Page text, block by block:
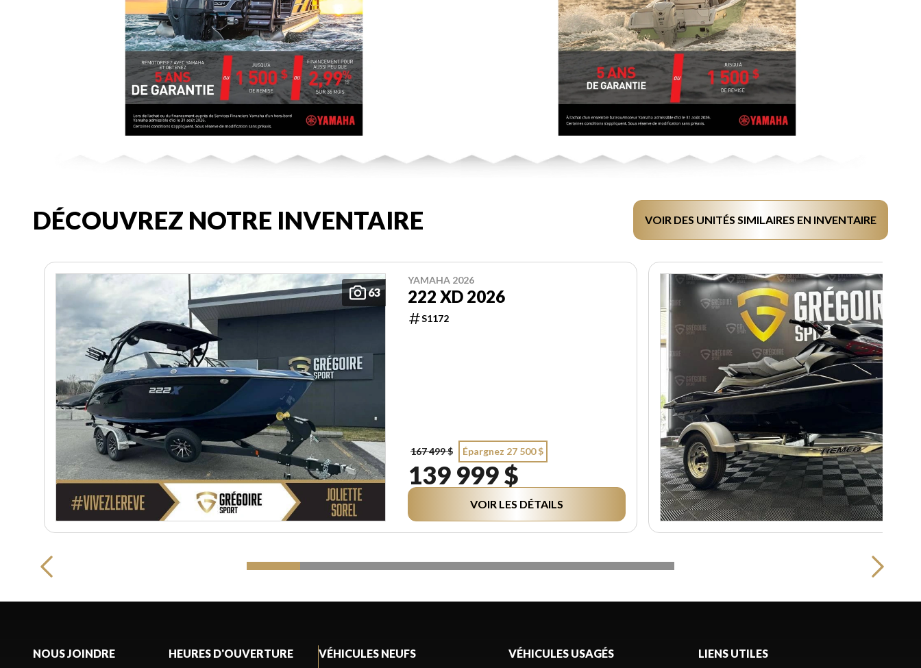
DÉCOUVREZ NOTRE INVENTAIRE VOIR DES UNITÉS SIMILAIRES EN INVENTAIRE
63
YAMAHA 2026
222 XD 2026
S1172
167 499 $ Épargnez 27 500 $
139 999 $
VOIR LES DÉTAILS
NOUS JOINDRE HEURES D'OUVERTURE VÉHICULES NEUFS VÉHICULES USAGÉS LIENS UTILES